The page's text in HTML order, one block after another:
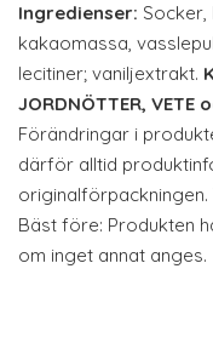
Ingredienser:
kakaomassa,
lecitiner; vaniljextrakt.
JORDNÖTTER, VETE
Förändringar i
därför alltid
Bäst före: Produkten
om inget annat anges.